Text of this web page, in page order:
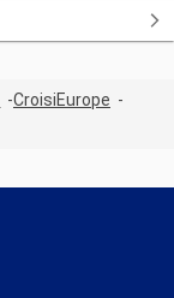
CroisiEurope